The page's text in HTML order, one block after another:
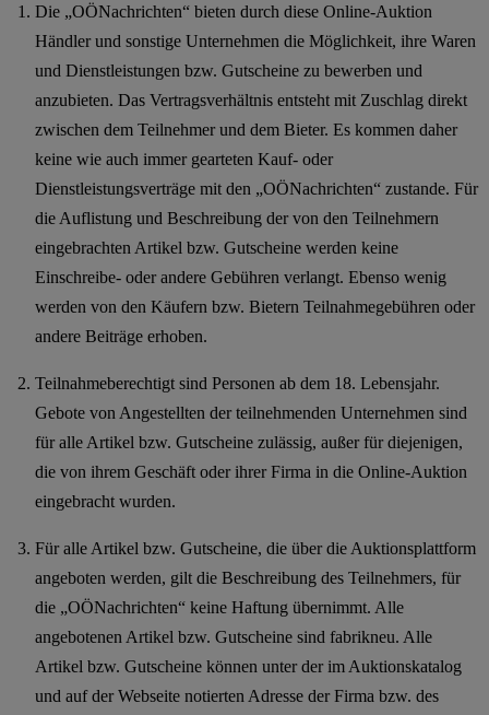
Die „OÖNachrichten“ bieten durch diese Online-Auktion
Händler und sonstige Unternehmen die Möglichkeit, ihre Waren
und Dienstleistungen bzw. Gutscheine zu bewerben und
anzubieten. Das Vertragsverhältnis entsteht mit Zuschlag direkt
zwischen dem Teilnehmer und dem Bieter. Es kommen daher
keine wie auch immer gearteten Kauf- oder
Dienstleistungsverträge mit den „OÖNachrichten“ zustande. Für
die Auflistung und Beschreibung der von den Teilnehmern
eingebrachten Artikel bzw. Gutscheine werden keine
Einschreibe- oder andere Gebühren verlangt. Ebenso wenig
werden von den Käufern bzw. Bietern Teilnahmegebühren oder
andere Beiträge erhoben.
Teilnahmeberechtigt sind Personen ab dem 18. Lebensjahr.
Gebote von Angestellten der teilnehmenden Unternehmen sind
für alle Artikel bzw. Gutscheine zulässig, außer für diejenigen,
die von ihrem Geschäft oder ihrer Firma in die Online-Auktion
eingebracht wurden.
Für alle Artikel bzw. Gutscheine, die über die Auktionsplattform
angeboten werden, gilt die Beschreibung des Teilnehmers, für
die „OÖNachrichten“ keine Haftung übernimmt. Alle
angebotenen Artikel bzw. Gutscheine sind fabrikneu. Alle
Artikel bzw. Gutscheine können unter der im Auktionskatalog
und auf der Webseite notierten Adresse der Firma bzw. des